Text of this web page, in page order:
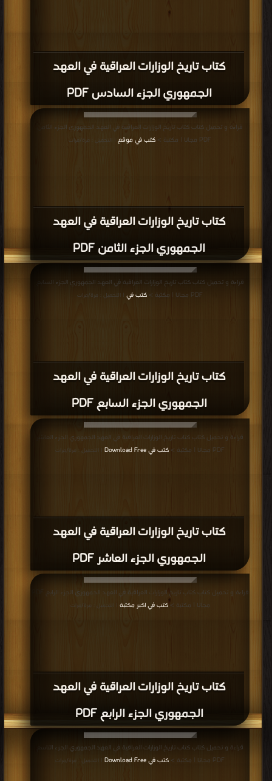
كتاب تاريخ الوزارات العراقية في العهد
الجمهوري الجزء السادس PDF
كتاب تاريخ الوزارات العراقية في العهد
الجمهوري الجزء الثامن PDF
قراءة و تحميل كتاب كتاب تاريخ الوزارات العراقية في العهد الجمهوري الجزء الثامن
PDF مجانا | مكتبة >
كتب في موقع | التحميل : مرة/مرات
كتاب تاريخ الوزارات العراقية في العهد
الجمهوري الجزء السابع PDF
قراءة و تحميل كتاب كتاب تاريخ الوزارات العراقية في العهد الجمهوري الجزء السابع
PDF مجانا | مكتبة >
كتب في | التحميل : مرة/مرات
كتاب تاريخ الوزارات العراقية في العهد
الجمهوري الجزء العاشر PDF
قراءة و تحميل كتاب كتاب تاريخ الوزارات العراقية في العهد الجمهوري الجزء العاشر
PDF مجانا | مكتبة >
كتب في Download Free | التحميل : مرة/مرات
كتاب تاريخ الوزارات العراقية في العهد
الجمهوري الجزء الرابع PDF
مجانا | مكتبة >كتب في اكبر مكتبة | التحميل : مرة/مرات
قراءة و تحميل كتاب كتاب تاريخ الوزارات العراقية في العهد الجمهوري الجزء التاسع
PDF مجانا | مكتبة >
كتب في Download Free | التحميل : مرة/مرات